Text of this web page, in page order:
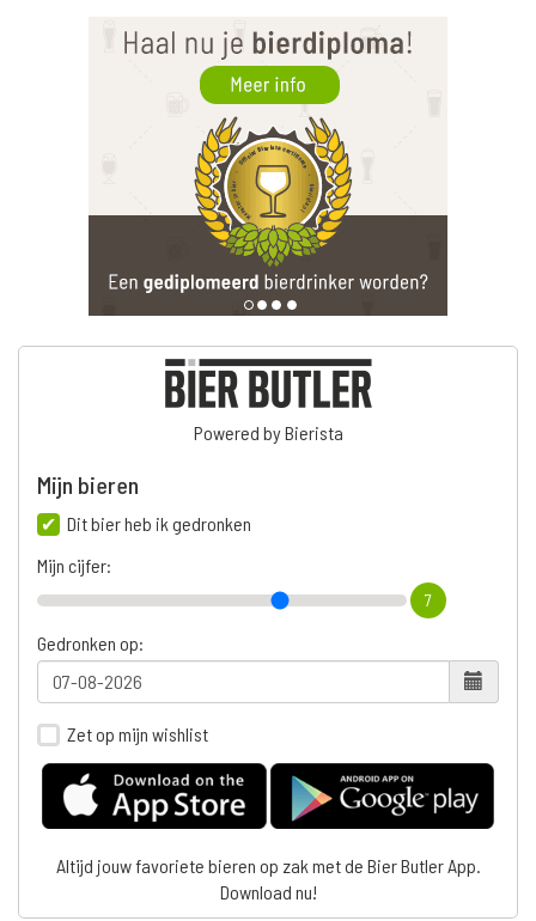
Powered by Bierista
Mijn bieren
Dit bier heb ik gedronken
Mijn cijfer:
7
Gedronken op:
Zet op mijn wishlist
Altijd jouw favoriete bieren op zak met de Bier Butler App.
Download nu!